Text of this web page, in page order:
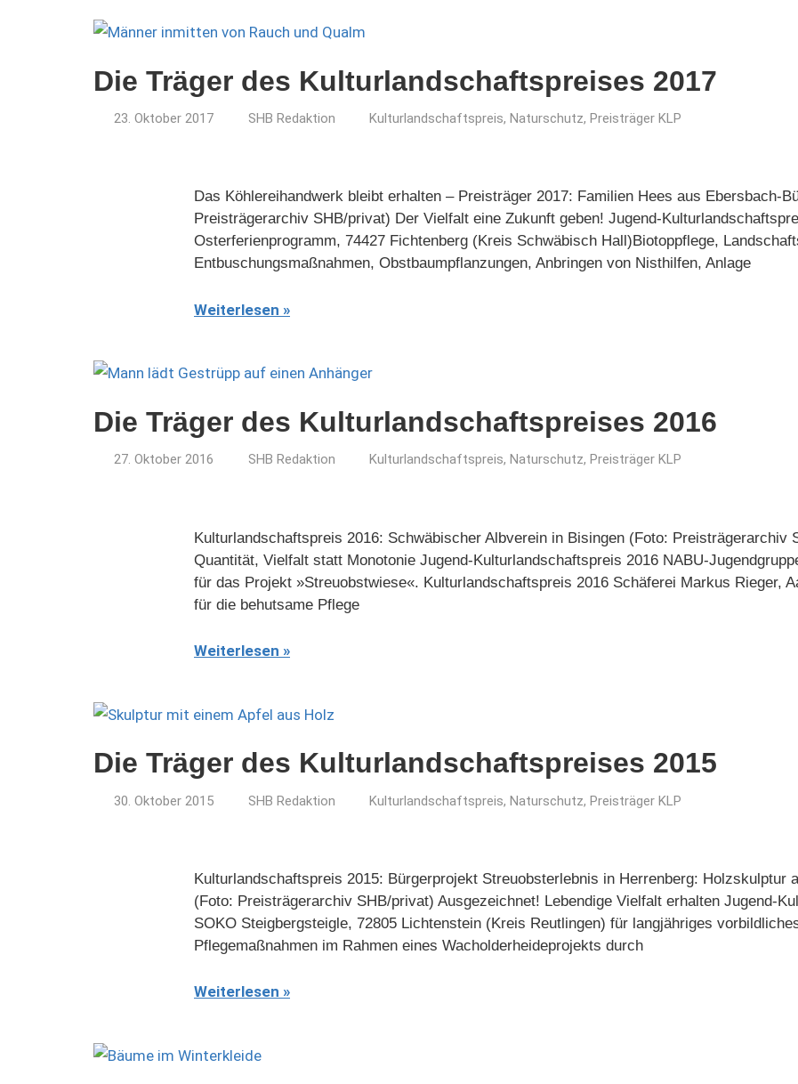
Die Träger des Kulturlandschaftspreises 2017
23. Oktober 2017 SHB Redaktion Kulturlandschaftspreis, Naturschutz, Preisträger KLP
Das Köhlereihandwerk bleibt erhalten – Preisträger 2017: Familien Hees aus Ebersbach-
Preisträgerarchiv SHB/privat) Der Vielfalt eine Zukunft geben! Jugend-
Osterferienprogramm, 74427 Fichtenberg (Kreis Schwäbisch Hall)Biotoppflege,
Entbuschungsmaßnahmen, Obstbaumpflanzungen, Anbringen von Nisthilfen, Anlage
Weiterlesen
Die Träger des Kulturlandschaftspreises 2016
27. Oktober 2016 SHB Redaktion Kulturlandschaftspreis, Naturschutz, Preisträger KLP
Kulturlandschaftspreis 2016: Schwäbischer Albverein in Bisingen (Foto: Preisträgerarchiv
Quantität, Vielfalt statt Monotonie Jugend-Kulturlandschaftspreis 2016 NABU-
für das Projekt »Streuobstwiese«. Kulturlandschaftspreis 2016 Schäferei Markus Rieger,
für die behutsame Pflege
Weiterlesen
Die Träger des Kulturlandschaftspreises 2015
30. Oktober 2015 SHB Redaktion Kulturlandschaftspreis, Naturschutz, Preisträger KLP
Kulturlandschaftspreis 2015: Bürgerprojekt Streuobsterlebnis in Herrenberg: Holzskulptur
(Foto: Preisträgerarchiv SHB/privat) Ausgezeichnet! Lebendige Vielfalt erhalten Jugend-
SOKO Steigbergsteigle, 72805 Lichtenstein (Kreis Reutlingen) für langjähriges
Pflegemaßnahmen im Rahmen eines Wacholderheideprojekts durch
Weiterlesen